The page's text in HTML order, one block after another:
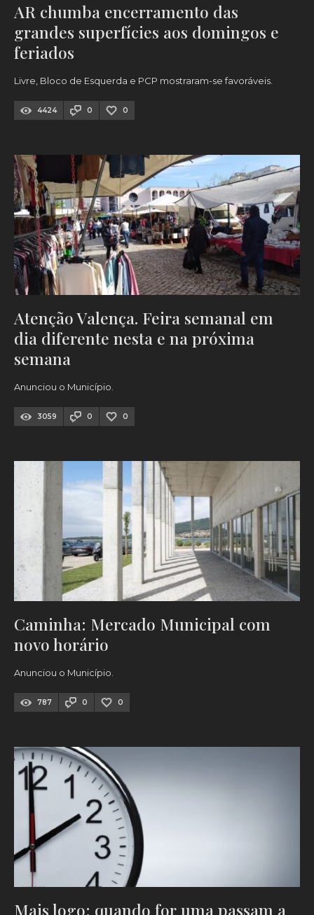
AR chumba encerramento das
grandes superfícies aos domingos e
feriados
Livre, Bloco de Esquerda e PCP mostraram-se favoráveis.
4424 0 0
Atenção Valença. Feira semanal em
dia diferente nesta e na próxima
semana
Anunciou o Município.
3059 0 0
Caminha: Mercado Municipal com
novo horário
Anunciou o Município.
787 0 0
Mais logo: quando for uma passam a